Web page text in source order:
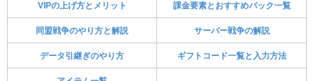
VIPの上げ方とメリット 課金要素とおすすめパック一覧
同盟戦争のやり方と解説 サーバー戦争の解説
データ引継ぎのやり方 ギフトコード一覧と入力方法